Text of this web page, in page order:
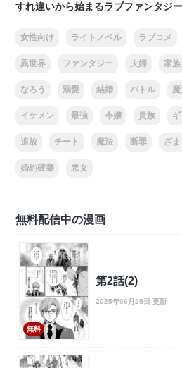
すれ違いから始まるラブファンタジ
女性向け ライトノベル ラブコメ
異世界 ファンタジー 夫婦 家族
なろう 溺愛 結婚 バトル
イケメン 最強 令嬢 貴族
追放 チート 魔法 断罪 ざま
婚約破棄 悪女
無料配信中の漫画
無料
第2話(2)
2025年06月25日 更新